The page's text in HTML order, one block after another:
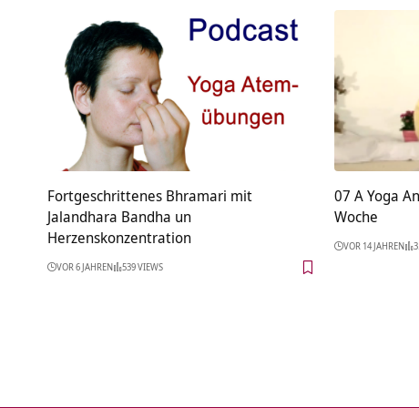
Fortgeschrittenes Bhramari mit
Jalandhara Bandha un
Herzenskonzentration
VOR 6 JAHREN 539 VIEWS
07 A Yoga
Woche
VOR 14 JAHREN